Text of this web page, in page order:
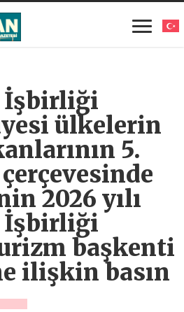
İşbirliği
ülkelerin
5.
2026 yılı
İşbirliği
başkenti
ilişkin basın